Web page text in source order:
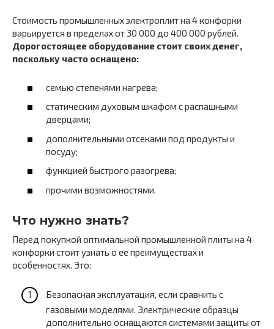
Стоимость промышленных электроплит на 4 конфорки
варьируется в пределах от 30 000 до 400 000 рублей.
Дорогостоящее оборудование стоит своих денег,
поскольку часто оснащено:
семью степенями нагрева;
статическим духовым шкафом с распашными
дверцами;
дополнительными отсеками под продукты и
посуду;
функцией быстрого разогрева;
прочими возможностями.
Что нужно знать?
Перед покупкой оптимальной промышленной плиты на 4
конфорки стоит узнать о ее преимуществах и
особенностях. Это:
Безопасная эксплуатация, если сравнить с
газовыми моделями. Электрические образцы
дополнительно оснащаются системами защиты от